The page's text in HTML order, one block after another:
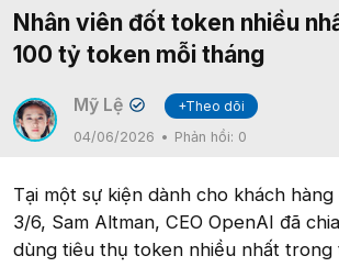
Nhân viên đốt token nhiều
100 tỷ token mỗi tháng
Mỹ Lệ ✔
+Theo dõi
04/06/2026
Phản hồi: 0
Tại một sự kiện dành cho khách
3/6, Sam Altman, CEO OpenAI đã
dùng tiêu thụ token nhiều nhất trong